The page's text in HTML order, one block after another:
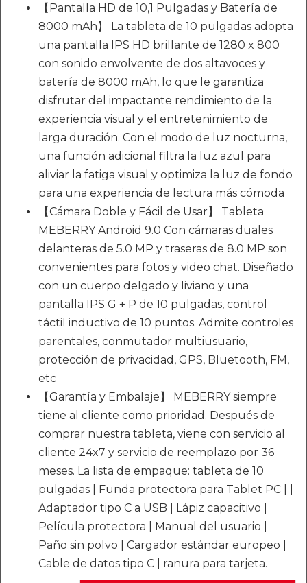
【Pantalla HD de 10,1 Pulgadas y Batería de
8000 mAh】 La tableta de 10 pulgadas adopta
una pantalla IPS HD brillante de 1280 x 800
con sonido envolvente de dos altavoces y
batería de 8000 mAh, lo que le garantiza
disfrutar del impactante rendimiento de la
experiencia visual y el entretenimiento de
larga duración. Con el modo de luz nocturna,
una función adicional filtra la luz azul para
aliviar la fatiga visual y optimiza la luz de fondo
para una experiencia de lectura más cómoda
【Cámara Doble y Fácil de Usar】 Tableta
MEBERRY Android 9.0 Con cámaras duales
delanteras de 5.0 MP y traseras de 8.0 MP son
convenientes para fotos y video chat. Diseñado
con un cuerpo delgado y liviano y una
pantalla IPS G + P de 10 pulgadas, control
táctil inductivo de 10 puntos. Admite controles
parentales, conmutador multiusuario,
protección de privacidad, GPS, Bluetooth, FM,
etc
【Garantía y Embalaje】 MEBERRY siempre
tiene al cliente como prioridad. Después de
comprar nuestra tableta, viene con servicio al
cliente 24x7 y servicio de reemplazo por 36
meses. La lista de empaque: tableta de 10
pulgadas | Funda protectora para Tablet PC | |
Adaptador tipo C a USB | Lápiz capacitivo |
Película protectora | Manual del usuario |
Paño sin polvo | Cargador estándar europeo |
Cable de datos tipo C | ranura para tarjeta.